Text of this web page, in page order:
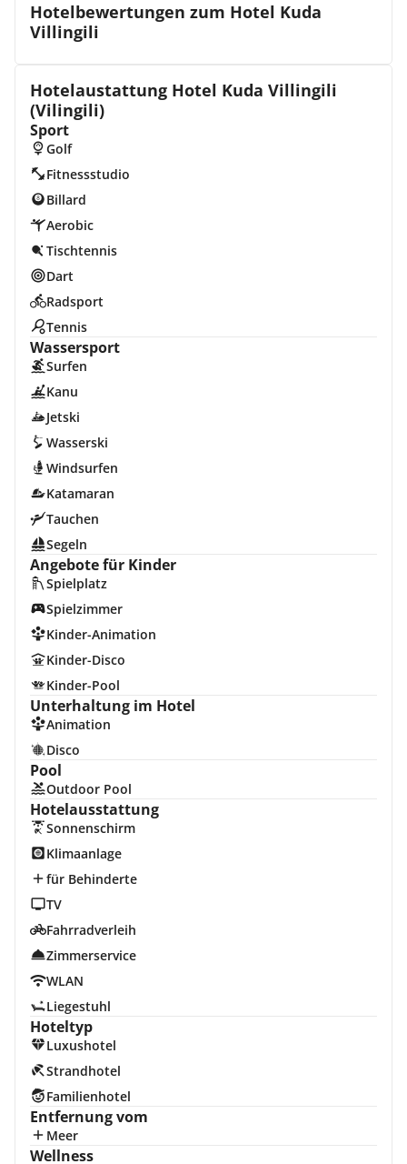
Hotelbewertungen zum Hotel Kuda
Villingili
Hotelaustattung Hotel Kuda Villingili
(Vilingili)
Sport
Golf
Fitnessstudio
Billard
Aerobic
Tischtennis
Dart
Radsport
Tennis
Wassersport
Surfen
Kanu
Jetski
Wasserski
Windsurfen
Katamaran
Tauchen
Segeln
Angebote für Kinder
Spielplatz
Spielzimmer
Kinder-Animation
Kinder-Disco
Kinder-Pool
Unterhaltung im Hotel
Animation
Disco
Pool
Outdoor Pool
Hotelausstattung
Sonnenschirm
Klimaanlage
für Behinderte
TV
Fahrradverleih
Zimmerservice
WLAN
Liegestuhl
Hoteltyp
Luxushotel
Strandhotel
Familienhotel
Entfernung vom
Meer
Wellness